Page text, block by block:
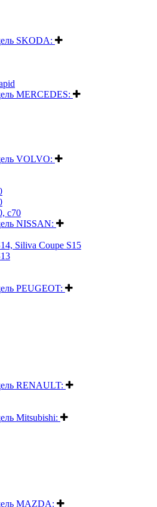
SKODA:
MERCEDES:
VOLVO:
c70
NISSAN:
Siliva Coupe S15
PEUGEOT:
RENAULT:
Mitsubishi:
MAZDA: